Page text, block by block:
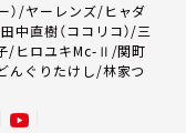
）/ヤーレンズ/ヒャダ
中直樹（ココリコ）/三
/ヒロユキMc-Ⅱ/関町
んぐりたけし/林家つ